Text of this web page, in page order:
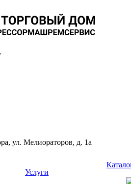
ул. Мелиораторов, д. 1а
Услуги